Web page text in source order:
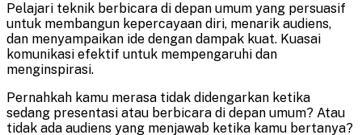
Pelajari teknik berbicara di depan umum yang persuasif
untuk membangun kepercayaan diri, menarik audiens,
dan menyampaikan ide dengan dampak kuat. Kuasai
komunikasi efektif untuk mempengaruhi dan
menginspirasi.
Pernahkah kamu merasa tidak didengarkan ketika
sedang presentasi atau berbicara di depan umum? Atau
tidak ada audiens yang menjawab ketika kamu bertanya?